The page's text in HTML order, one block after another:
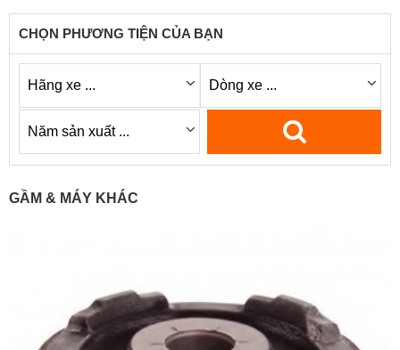
CHỌN PHƯƠNG TIỆN CỦA BẠN
GẦM & MÁY KHÁC